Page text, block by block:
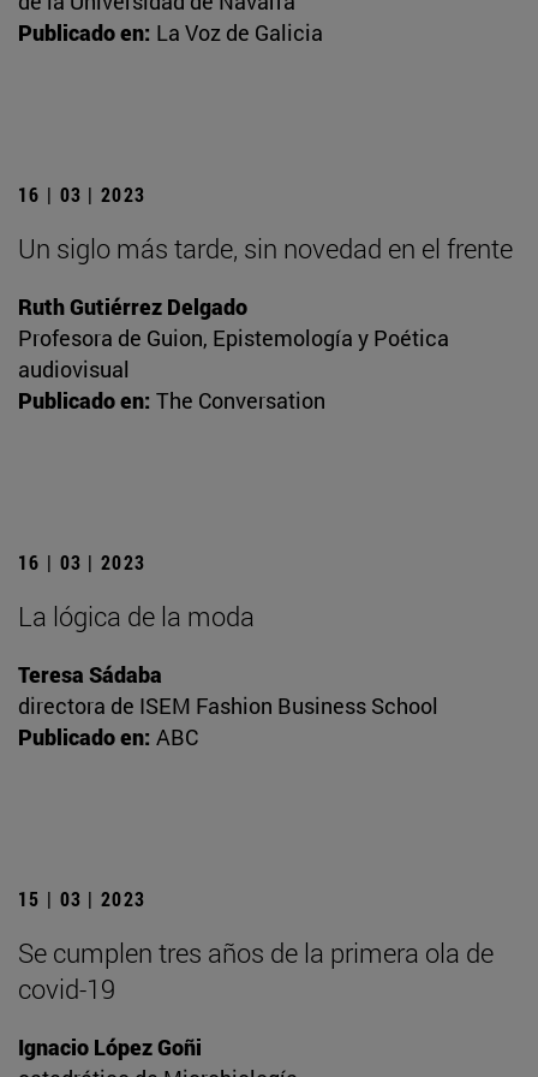
Publicado en: La Voz de Galicia
16 | 03 | 2023
Un siglo más tarde, sin novedad en el frente
Ruth Gutiérrez Delgado
Profesora de Guion, Epistemología y Poética
audiovisual
Publicado en: The Conversation
16 | 03 | 2023
La lógica de la moda
Teresa Sádaba
directora de ISEM Fashion Business School
Publicado en: ABC
15 | 03 | 2023
Se cumplen tres años de la primera ola de
covid-19
Ignacio López Goñi